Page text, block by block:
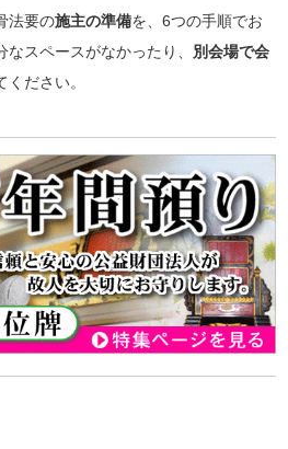
法要の施主の準備を、6つの手順でお
スペースがなかったり、 別会場で会
ださい。